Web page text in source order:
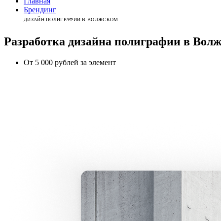
Брендинг
ДИЗАЙН ПОЛИГРАФИИ В ВОЛЖСКОМ
Разработка дизайна полиграфии в
От 5 000 рублей за элемент